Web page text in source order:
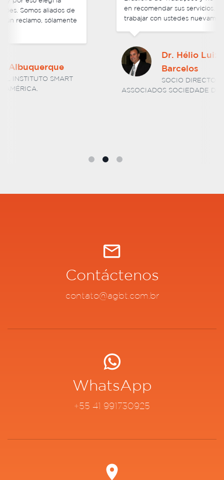
en recomendar sus servicios. Estoy ansioso por
trabajar con ustedes nuevamente en el futuro.
Dr. Hélio Luiz Vitorino
SOCIO DIRECTOR DE BARCELOS E
ASSOCIADOS SOCIEDADE DE ADVOGADOS
Contáctenos
contato@agbt.com.br
WhatsApp
+55 41 991730925